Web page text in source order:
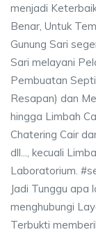
menjadi
Benar, Untuk
Gunung Sari
Sari melayani
Pembuatan
Resapan) dan
hingga Limbah
Chatering Cair
dll..., kecuali
Laboratorium.
Jadi Tunggu apa
menghubungi
Terbukti